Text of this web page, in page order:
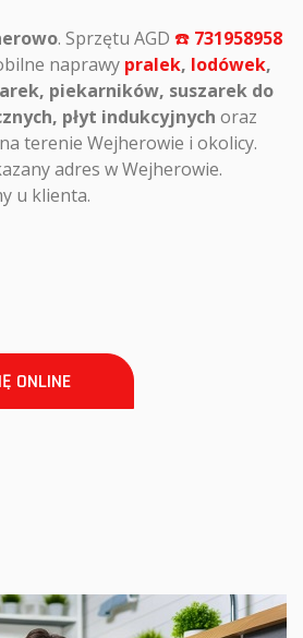
. Sprzętu AGD ☎️ 731958958
naprawy pralek, lodówek,
piekarników, suszarek do
płyt indukcyjnych oraz
terenie Wejherowie i okolicy.
adres w Wejherowie.
u klienta.
ONLINE